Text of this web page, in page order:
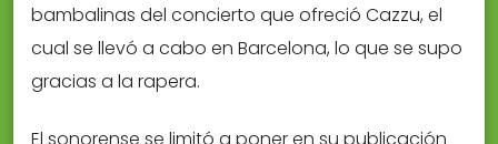
bambalinas del concierto que ofreció Cazzu, el
cual se llevó a cabo en Barcelona, lo que se supo
gracias a la rapera.